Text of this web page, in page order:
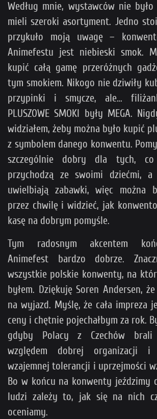
Według mnie, wystawców nie
mieli szeroki asortyment. Jedno
przykuło moją uwagę –
Animefestu jest niebieski smok.
kupić całą gamę przeróżnych
tym smokiem. Nikogo nie dziwiły
przypinki i smycze, ale…
PLUSZOWE SMOKI były MEGA.
widziałem, żeby można było kupić
z symbolem danego konwentu.
szczególnie dobry dla tych,
przychodzą ze swoimi dziećmi, a
uwielbiają zabawki, więc można
przez chwilę i widzieć, jak
kasę na dobrym pomyśle.
Tym radosnym akcentem
Animefest bardzo dobrze.
wszystkie polskie konwenty, na
byłem. Dziękuję Soren Andersen,
na wyjazd. Myślę, że cała impreza
ceny i chętnie pojechałbym za rok.
gdyby Polacy z Czechów brali
względem dobrej organizacji i
wzajemnej tolerancji i uprzejmości
Bo w końcu na konwenty
ludzi zależy to, jak się na nich
oceniamy.